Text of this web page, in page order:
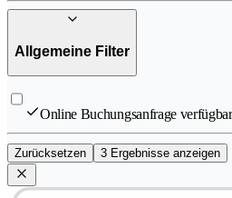
Allgemeine Filter
Online Buchungsanfrage verfügbar
Zurücksetzen 3 Ergebnisse anzeigen